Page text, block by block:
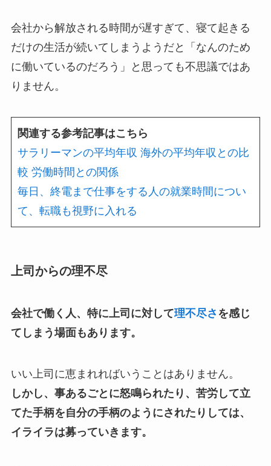
会社から解放される時間が遅すぎて、寝て起きる
だけの生活が続いてしまうようだと「なんのため
に働いているのだろう」と思っても不思議ではあ
りません。
関連する参考記事はこちら
サラリーマンの平均年収 海外の平均年収との比
較 労働時間との関係
毎日、終電まで仕事をする人の就業時間につい
て、転職も視野に入れる
上司からの理不尽
会社で働く人、特に上司に対して理不尽さ を感じ
てしまう場面もあります。
いい上司に恵まれればいうことはありません。
しかし、事あるごとに怒鳴られたり、苦労して立
てた手柄を自分の手柄のようにされたりしては、
イライラは募っていきます。